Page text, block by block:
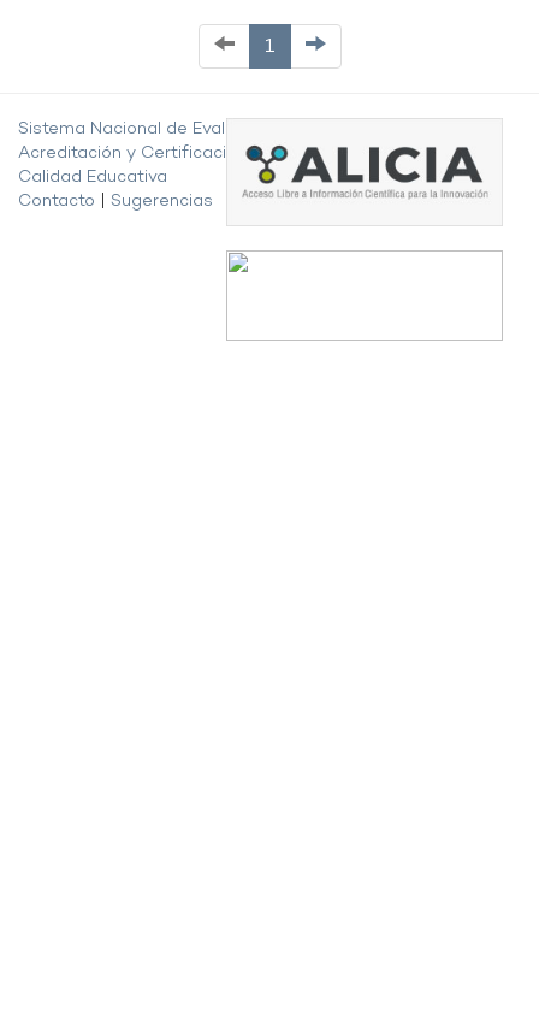
1
Sistema Nacional de Evaluación,
Acreditación y Certificación de la
Calidad Educativa
Contacto
Sugerencias